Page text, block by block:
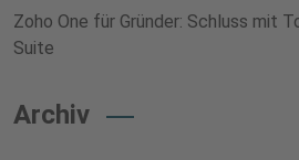
Zoho One für Gründer: Schluss mit
Suite
Archiv